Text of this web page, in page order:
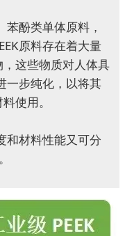
苯酚类单体原料，
原料存在着大量
这些物质对人体具
一步纯化，以将其
使用。
和材料性能又可分